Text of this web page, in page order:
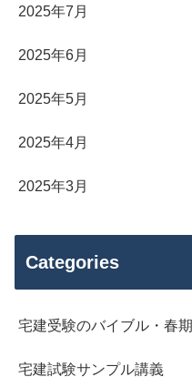
2025年7月
2025年6月
2025年5月
2025年4月
2025年3月
Categories
宅建受験のバイブル・春期
宅建試験サンプル講義